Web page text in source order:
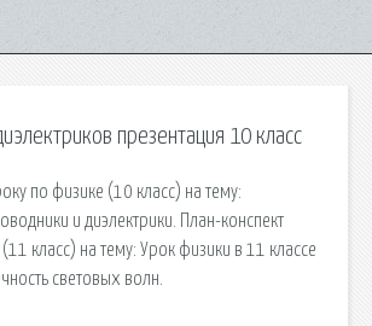
презентация 10 класс
по физике (10 класс) на тему:
и диэлектрики. План-конспект
класс) на тему: Урок физики в 11 классе
световых волн.